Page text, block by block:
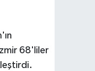
68'liler